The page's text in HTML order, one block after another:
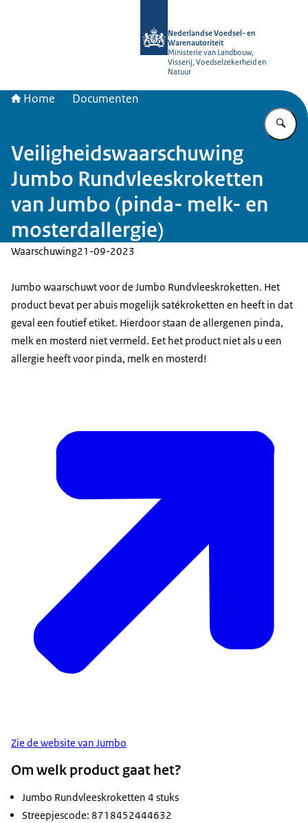
Nederlandse Voedsel- en
Warenautoriteit
Ministerie van Landbouw,
Visserij, Voedselzekerheid en
Natuur
Home Documenten
Veiligheidswaarschuwing
Jumbo Rundvleeskroketten
van Jumbo (pinda- melk- en
mosterdallergie)
Waarschuwing21-09-2023
Jumbo waarschuwt voor de Jumbo Rundvleeskroketten. Het
product bevat per abuis mogelijk satékroketten en heeft in dat
geval een foutief etiket. Hierdoor staan de allergenen pinda,
melk en mosterd niet vermeld. Eet het product niet als u een
allergie heeft voor pinda, melk en mosterd!
Zie de website van Jumbo
Om welk product gaat het?
Jumbo Rundvleeskroketten 4 stuks
Streepjescode: 8718452444632